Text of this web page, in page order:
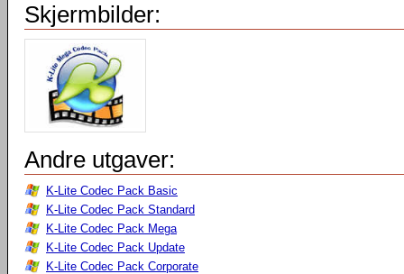
Skjermbilder:
Andre utgaver:
K-Lite Codec Pack Basic
K-Lite Codec Pack Standard
K-Lite Codec Pack Mega
K-Lite Codec Pack Update
K-Lite Codec Pack Corporate